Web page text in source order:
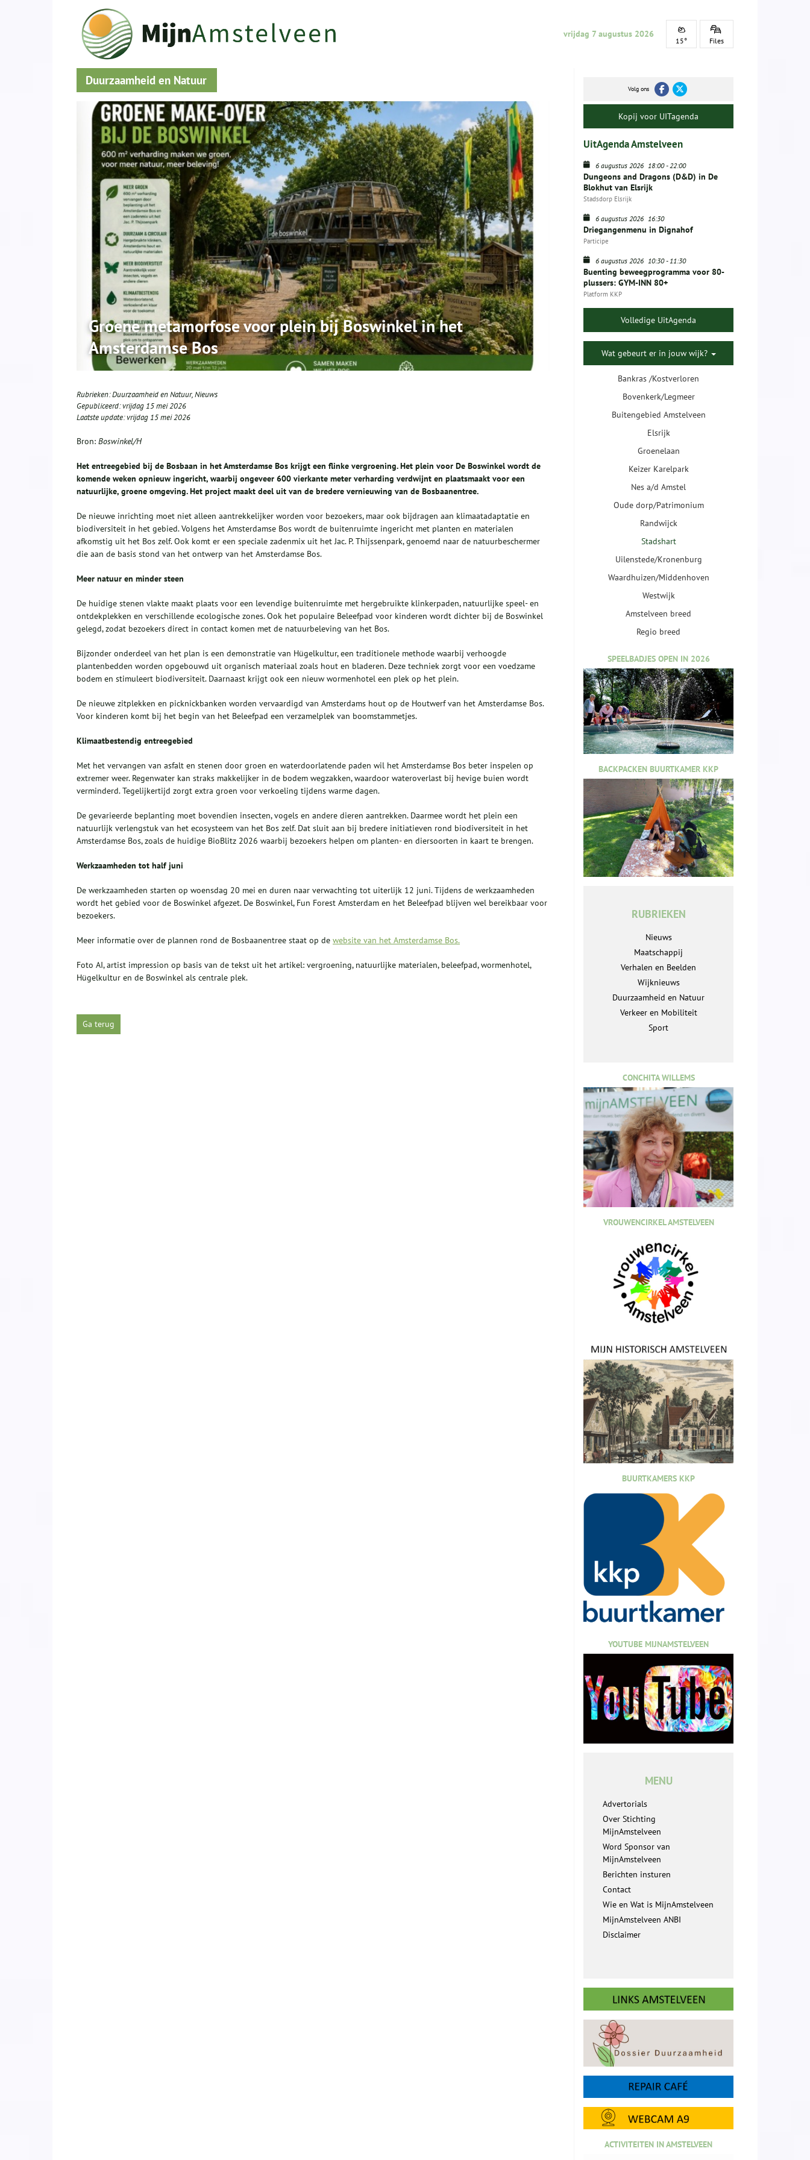
vrijdag 7 augustus 2026
15° Files
Duurzaamheid en Natuur
Groene metamorfose voor plein bij Boswinkel in het
Amsterdamse Bos
Rubrieken:Duurzaamheid en Natuur,Nieuws
Gepubliceerd:vrijdag 15 mei 2026
Laatste update:vrijdag 15 mei 2026
Bron: Boswinkel/H
Het entreegebied bij de Bosbaan in het Amsterdamse Bos krijgt een flinke vergroening. Het plein voor De Boswinkel wordt de
komende weken opnieuw ingericht, waarbij ongeveer 600 vierkante meter verharding verdwijnt en plaatsmaakt voor een
natuurlijke, groene omgeving. Het project maakt deel uit van de bredere vernieuwing van de Bosbaanentree.
De nieuwe inrichting moet niet alleen aantrekkelijker worden voor bezoekers, maar ook bijdragen aan klimaatadaptatie en
biodiversiteit in het gebied. Volgens het Amsterdamse Bos wordt de buitenruimte ingericht met planten en materialen
afkomstig uit het Bos zelf. Ook komt er een speciale zadenmix uit het Jac. P. Thijssenpark, genoemd naar de natuurbeschermer
die aan de basis stond van het ontwerp van het Amsterdamse Bos.
Meer natuur en minder steen
De huidige stenen vlakte maakt plaats voor een levendige buitenruimte met hergebruikte klinkerpaden, natuurlijke speel- en
ontdekplekken en verschillende ecologische zones. Ook het populaire Beleefpad voor kinderen wordt dichter bij de Boswinkel
gelegd, zodat bezoekers direct in contact komen met de natuurbeleving van het Bos.
Bijzonder onderdeel van het plan is een demonstratie van Hügelkultur, een traditionele methode waarbij verhoogde
plantenbedden worden opgebouwd uit organisch materiaal zoals hout en bladeren. Deze techniek zorgt voor een voedzame
bodem en stimuleert biodiversiteit. Daarnaast krijgt ook een nieuw wormenhotel een plek op het plein.
De nieuwe zitplekken en picknickbanken worden vervaardigd van Amsterdams hout op de Houtwerf van het Amsterdamse Bos.
Voor kinderen komt bij het begin van het Beleefpad een verzamelplek van boomstammetjes.
Klimaatbestendig entreegebied
Met het vervangen van asfalt en stenen door groen en waterdoorlatende paden wil het Amsterdamse Bos beter inspelen op
extremer weer. Regenwater kan straks makkelijker in de bodem wegzakken, waardoor wateroverlast bij hevige buien wordt
verminderd. Tegelijkertijd zorgt extra groen voor verkoeling tijdens warme dagen.
De gevarieerde beplanting moet bovendien insecten, vogels en andere dieren aantrekken. Daarmee wordt het plein een
natuurlijk verlengstuk van het ecosysteem van het Bos zelf. Dat sluit aan bij bredere initiatieven rond biodiversiteit in het
Amsterdamse Bos, zoals de huidige BioBlitz 2026 waarbij bezoekers helpen om planten- en diersoorten in kaart te brengen.
Werkzaamheden tot half juni
De werkzaamheden starten op woensdag 20 mei en duren naar verwachting tot uiterlijk 12 juni. Tijdens de werkzaamheden
wordt het gebied voor de Boswinkel afgezet. De Boswinkel, Fun Forest Amsterdam en het Beleefpad blijven wel bereikbaar voor
bezoekers.
Meer informatie over de plannen rond de Bosbaanentree staat op de website van het Amsterdamse Bos.
Foto AI, artist impression op basis van de tekst uit het artikel: vergroening, natuurlijke materialen, beleefpad, wormenhotel,
Hügelkultur en de Boswinkel als centrale plek.
Ga terug
Volg ons
Kopij voor UITagenda
UitAgenda Amstelveen
6 augustus 2026 18:00-22:00
Dungeons and Dragons (D&D) in De
Blokhut van Elsrijk
Stadsdorp Elsrijk
6 augustus 2026 16:30
Driegangenmenu in Dignahof
Participe
6 augustus 2026 10:30-11:30
Buenting beweegprogramma voor 80-
plussers: GYM-INN 80+
Platform KKP
Volledige UitAgenda
Wat gebeurt er in jouw wijk?
Bankras /Kostverloren
Bovenkerk/Legmeer
Buitengebied Amstelveen
Elsrijk
Groenelaan
Keizer Karelpark
Nes a/d Amstel
Oude dorp/Patrimonium
Randwijck
Stadshart
Uilenstede/Kronenburg
Waardhuizen/Middenhoven
Westwijk
Amstelveen breed
Regio breed
SPEELBADJES OPEN IN 2026
BACKPACKEN BUURTKAMER KKP
RUBRIEKEN
Nieuws
Maatschappij
Verhalen en Beelden
Wijknieuws
Duurzaamheid en Natuur
Verkeer en Mobiliteit
Sport
CONCHITA WILLEMS
VROUWENCIRKEL AMSTELVEEN
BUURTKAMERS KKP
YOUTUBE MIJNAMSTELVEEN
MENU
Advertorials
Over Stichting
MijnAmstelveen
Word Sponsor van
MijnAmstelveen
Berichten insturen
Contact
Wie en Wat is MijnAmstelveen
MijnAmstelveen ANBI
Disclaimer
ACTIVITEITEN IN AMSTELVEEN